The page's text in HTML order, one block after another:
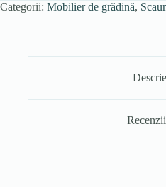
Categorii: Mobilier de grădină,